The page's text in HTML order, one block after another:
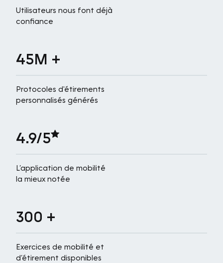
Utilisateurs nous font déjà
confiance
45M +
Protocoles d'étirements
personnalisés générés
4.9/5
L’application de mobilité
la mieux notée
300 +
Exercices de mobilité et
d’étirement disponibles